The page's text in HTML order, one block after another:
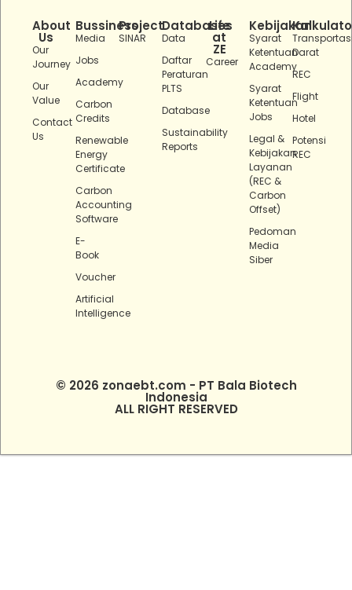
About
Us
Our
Journey
Our
Value
Contact
Us
Bussiness
Media
Jobs
Academy
Carbon
Credits
Renewable
Energy
Certificate
Carbon
Accounting
Software
E-
Book
Voucher
Artificial
Intelligence
Project
SINAR
Databases
Data
Daftar
Peraturan
PLTS
Database
Sustainability
Reports
Life
at
ZE
Career
Kebijakan
Syarat
Ketentuan
Academy
Syarat
Ketentuan
Jobs
Legal &
Kebijakan
Layanan
(REC &
Carbon
Offset)
Pedoman
Media
Siber
Darat
REC
Flight
Hotel
Potensi
REC
© 2026 zonaebt.com - PT Bala Biotech
Indonesia
ALL RIGHT RESERVED